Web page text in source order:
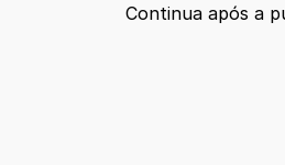
Continua após a